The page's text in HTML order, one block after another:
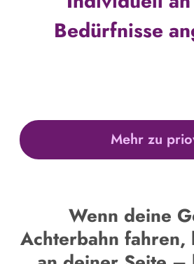
Bedürfnisse
Mehr zu
Wenn deine
Achterbahn fahren,